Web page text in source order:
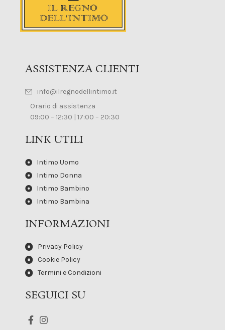
ASSISTENZA CLIENTI
info@ilregnodellintimo.it
Orario di assistenza
09:00 – 12:30 | 17:00 – 20:30
LINK UTILI
Intimo Uomo
Intimo Donna
Intimo Bambino
Intimo Bambina
INFORMAZIONI
Privacy Policy
Cookie Policy
Termini e Condizioni
SEGUICI SU